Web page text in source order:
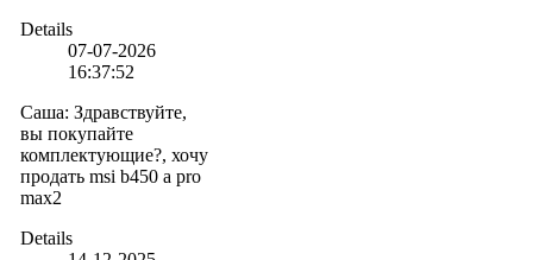
Details
07-07-2026
16:37:52
Саша: Здравствуйте,
вы покупайте
комплектующие?, хочу
продать msi b450 a pro
max2
Details